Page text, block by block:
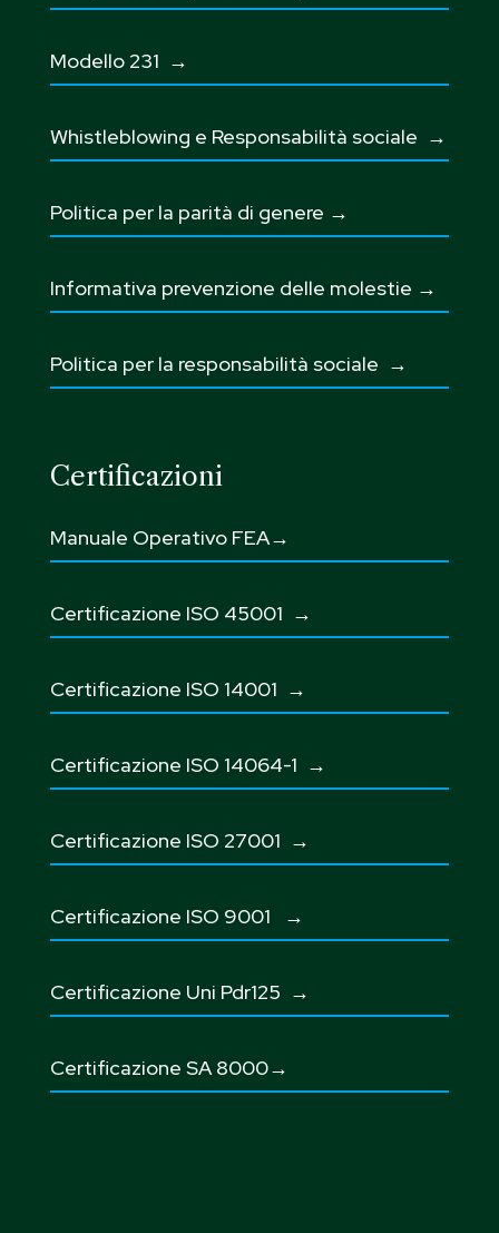
Modello 231 →
Whistleblowing e Responsabilità sociale →
Politica per la parità di genere →
Informativa prevenzione delle molestie →
Politica per la responsabilità sociale →
Certificazioni
Manuale Operativo FEA→
Certificazione ISO 45001 →
Certificazione ISO 14001 →
Certificazione ISO 14064-1 →
Certificazione ISO 27001 →
Certificazione ISO 9001 →
Certificazione Uni Pdr125 →
Certificazione SA 8000→